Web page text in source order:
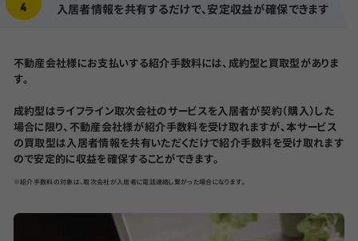
入居者情報を共有するだけで、安定収益が確保できます
不動産会社様にお支払いする紹介手数料には、成約型と買取型がありま
す。
成約型はライフライン取次会社のサービスを入居者が契約（購入）した
場合に限り、不動産会社様が紹介手数料を受け取れますが、本サービス
の買取型は入居者情報を共有いただくだけで紹介手数料を受け取れます
ので安定的に収益を確保することができます。
※紹介手数料の対象は、取次会社が入居者に電話連絡し繋がった場合になります。